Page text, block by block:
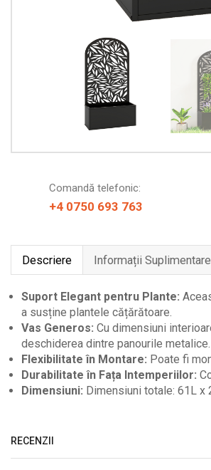
Comandă telefonic:
+4 0750 693 763
Descriere Informații Suplimentare
Suport Elegant pentru Plante:
a susține plantele cățărătoare.
Vas Generos: Cu dimensiuni
deschiderea dintre panourile metalice.
Flexibilitate în Montare: Poate fi
Durabilitate în Fața Intemperiilor:
Dimensiuni: Dimensiuni totale: 61L x
RECENZII